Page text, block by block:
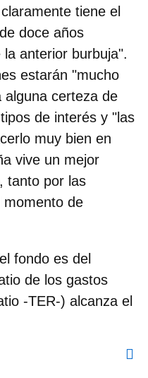
tiene el
doce años
anterior burbuja".
estarán "mucho
alguna certeza de
de interés y "las
muy bien en
vive un mejor
tanto por las
momento de
fondo es del
de los gastos
-TER-) alcanza el